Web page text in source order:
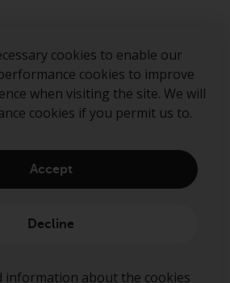
cookies to enable our
cookies to improve
when visiting the site. We will
cookies if you permit us to.
Accept
Decline
information about the cookies
® are registered trademarks
The term “Redwheel” may
Management LLP, which is
by the Financial Conduct
and Wales with its
OC332015.